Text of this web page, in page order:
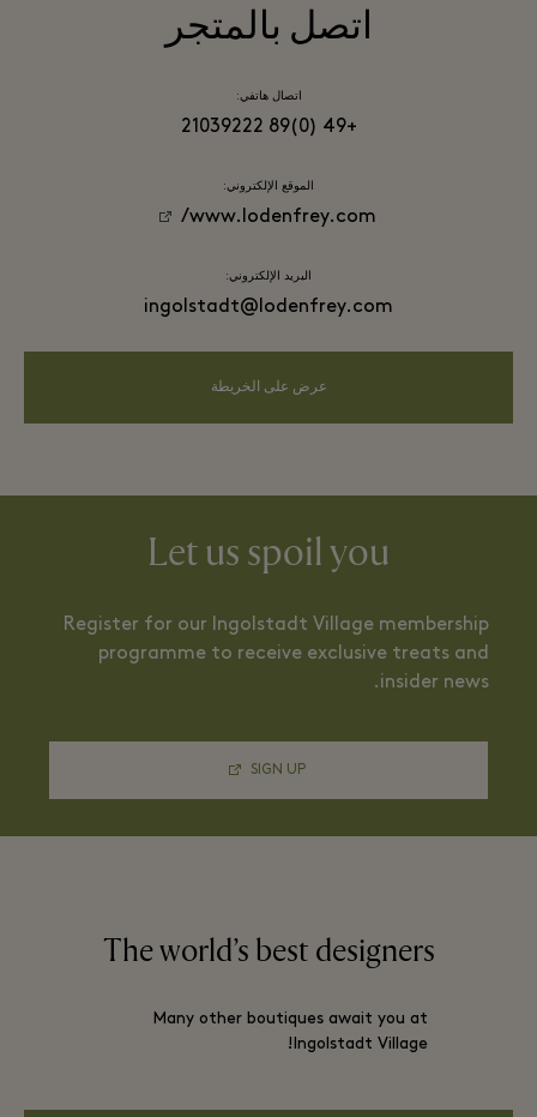
اتصل بالمتجر
اتصال هاتفي:
+49 (0)89 21039222
الموقع الإلكتروني:
www.lodenfrey.com/
البريد الإلكتروني:
ingolstadt@lodenfrey.com
عرض على الخريطة
Let us spoil you
Register for our Ingolstadt Village membership
programme to receive exclusive treats and
insider news.
SIGN UP
The world’s best designers
Many other boutiques await you at
Ingolstadt Village!